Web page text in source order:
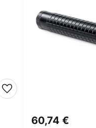
60,74 €